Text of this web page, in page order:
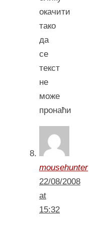
окачити
тако
да
се
текст
не
може
пронаћи
mousehunter
22/08/2008
at
15:32